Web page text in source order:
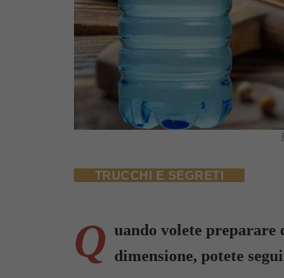
TRUCCHI E SEGRETI
Q uando volete preparare
dimensione, potete